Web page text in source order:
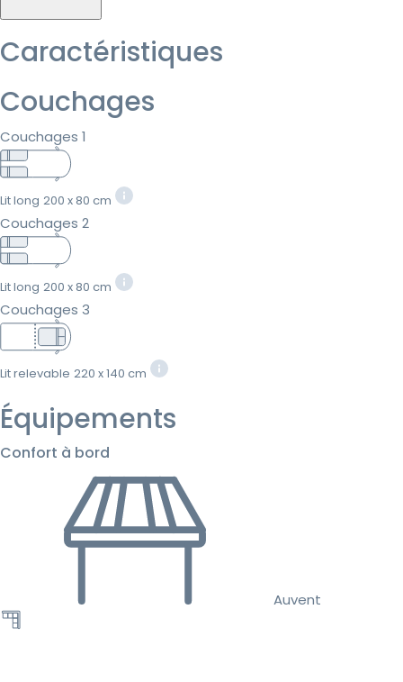
Caractéristiques
Couchages
Couchages 1
Lit long 200 x 80 cm
Couchages 2
Lit long 200 x 80 cm
Couchages 3
Lit relevable 220 x 140 cm
Équipements
Confort à bord
Auvent